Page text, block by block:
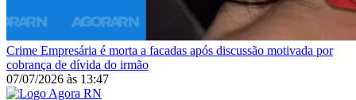
Crime Empresária é morta a facadas após discussão motivada por
cobrança de dívida do irmão
07/07/2026 às 13:47